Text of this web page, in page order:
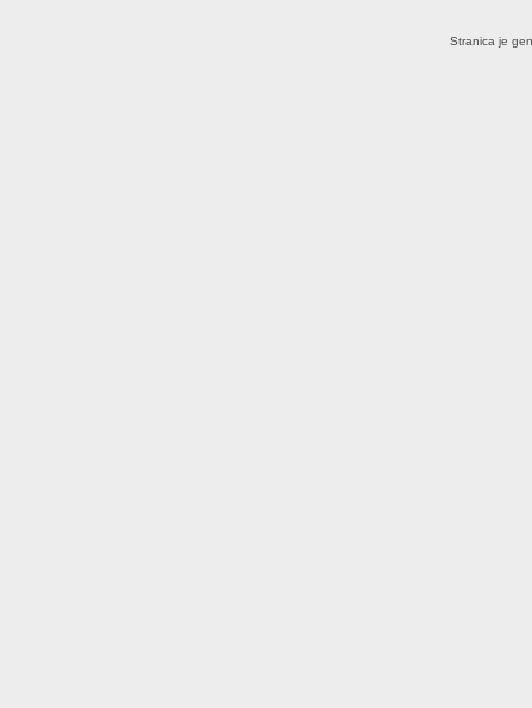
Stranica je